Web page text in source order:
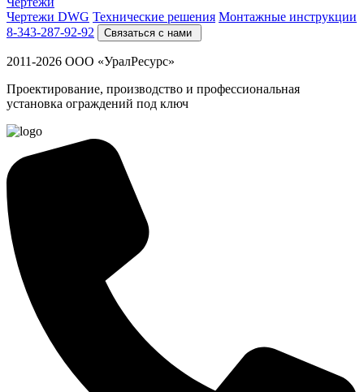
Чертежи DWG Технические решения Монтажные инструкции
8-343-287-92-92
Связаться с нами
2011-2026 ООО «УралРесурс»
Проектирование, производство и профессиональная
установка ограждений под ключ